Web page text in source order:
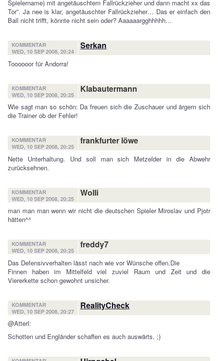
Spielername) mit angetäuschtem Fallrückzieher und dann macht xx das
Tor”. Ja nee is klar, angetäuschter Fallrückzieher… Das er einfach den
Ball nicht trifft, könnte nicht sein oder? Aaaaaargghhhhh…
KOMMENTAR
WED, 10 SEP 2008, 20:24
Serkan
Toooooor für Andorra!
KOMMENTAR
WED, 10 SEP 2008, 20:25
Klabautermann
Wie sagt man so schön: Da freuen sich die Zuschauer und ärgern sich
die Trainer ob der Fehler!
KOMMENTAR
WED, 10 SEP 2008, 20:25
frankfurter löwe
Nette Unterhaltung. Und soll man sich Metzelder in die Abwehr
zurücksehnen.
KOMMENTAR
WED, 10 SEP 2008, 20:25
Wolli
man man man wenn wir nicht die deutschen Spieler Miroslav und Pjotr
hätten^^
KOMMENTAR
WED, 10 SEP 2008, 20:25
freddy7
Das Defensivverhalten lässt nach wie vor Wünsche offen.Die
Finnen haben im Mittelfeld viel zuviel Raum und Zeit und die
Viererkette schon gewohnt unsicher.
KOMMENTAR
WED, 10 SEP 2008, 20:27
RealityCheck
@Atterl:
Schotten und Engländer schaffen es auch auswärts. ;)